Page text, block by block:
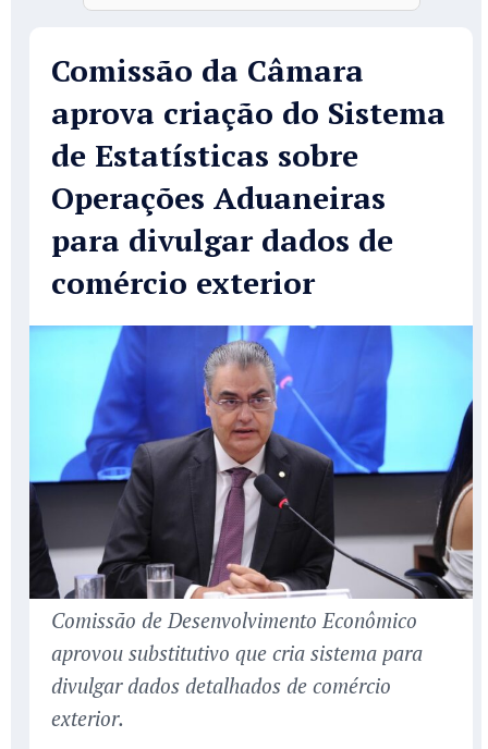
Comissão da Câmara
aprova criação do Sistema
de Estatísticas sobre
Operações Aduaneiras
para divulgar dados de
comércio exterior
Comissão de Desenvolvimento Econômico
aprovou substitutivo que cria sistema para
divulgar dados detalhados de comércio
exterior.